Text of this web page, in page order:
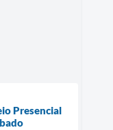
Presencial